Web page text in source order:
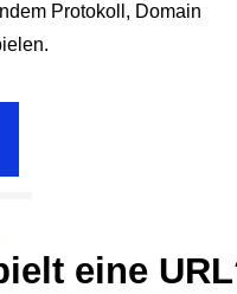
Protokoll, Domain
eine